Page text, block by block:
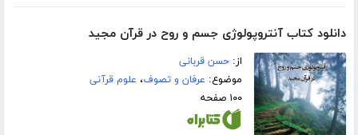
دانلود کتاب آنتروپولوژی جسم و روح در قرآن مجید
از:حسن قربانی
موضوع: عرفان و تصوف، علوم قرآنی
۱۰۰ صفحه